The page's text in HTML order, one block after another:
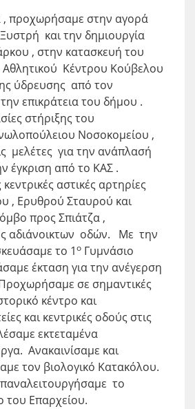
, προχωρήσαμε στην αγορά
και την δημιουργία
, στην κατασκευή του
Αθλητικού Κέντρου Κούβελου
ύδρευσης από τον
επικράτεια του δήμου .
στήριξης του
Νοσοκομείου ,
μελέτες για την ανάπλασή
έγκριση από το ΚΑΣ .
αστικές αρτηρίες
, Ερυθρού Σταυρού και
προς Σπιάτζα ,
αδιάνοικτων οδών. Με την
το 1ο Γυμνάσιο
έκταση για την ανέγερση
σε σημαντικές
κέντρο και
και κεντρικές οδούς στις
εκτεταμένα
Ανακαινίσαμε και
τον βιολογικό Κατακόλου.
το
του Επαρχείου.